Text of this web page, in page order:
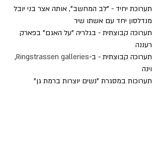
תערוכת יחיד - "לב המחשב", אותה אצר בני יובל
מנדלסון יחד עם אשתו שיר
תערוכה קבוצתית - בגלריה "על האגם" בפארק
רעננה
תערוכה קבוצתית - ב-Ringstrassen galleries
,
וינה
תערוכות במסגרת "נשים יוצרות ברמת גן"